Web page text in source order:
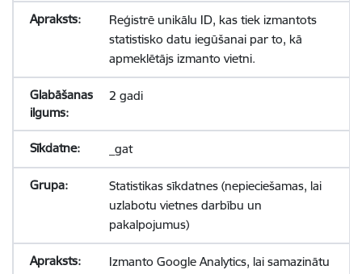
Reģistrē unikālu ID, kas tiek izmantots
statistisko datu iegūšanai par to, kā
apmeklētājs izmanto vietni.
2 gadi
_gat
Statistikas sīkdatnes (nepieciešamas, lai
uzlabotu vietnes darbību un
pakalpojumus)
Izmanto Google Analytics, lai samazinātu